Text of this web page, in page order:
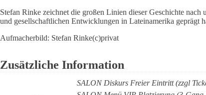
Stefan Rinke zeichnet die großen Linien dieser Geschichte
und gesellschaftlichen Entwicklungen in Lateinamerika geprägt
Aufmacherbild: Stefan Rinke(c)privat
Zusätzliche Information
SALON Diskurs Freier Eintritt (zzgl